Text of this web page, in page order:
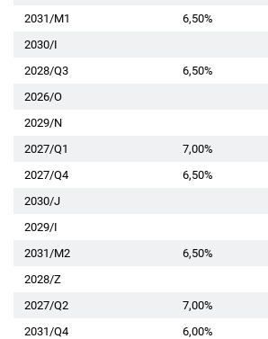
2031/M1
6,50%
2030/I
2028/Q3
6,50%
2026/O
2029/N
2027/Q1
7,00%
2027/Q4
6,50%
2030/J
2029/I
2031/M2
6,50%
2028/Z
2027/Q2
7,00%
2031/Q4
6,00%